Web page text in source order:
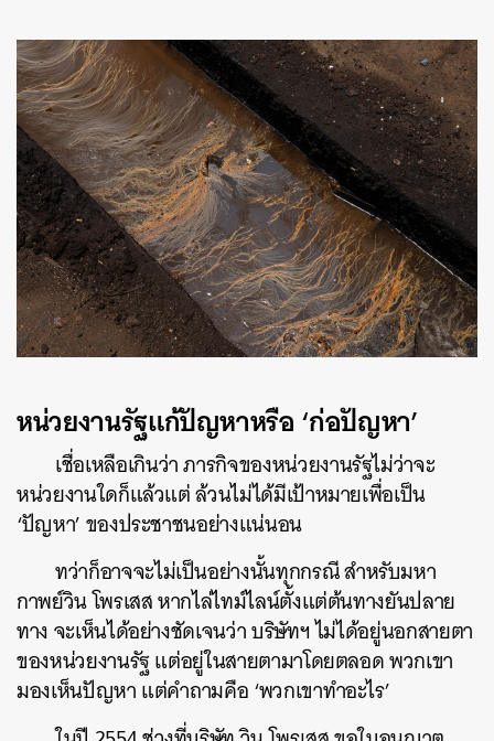
หน่วยงานรัฐแก้ปัญหาหรือ ‘ก่อปัญหา’
เชื่อเหลือเกินว่า ภารกิจของหน่วยงานรัฐไม่ว่าจะ
หน่วยงานใดก็แล้วแต่ ล้วนไม่ได้มีเป้าหมายเพื่อเป็น
‘ปัญหา’ ของประชาชนอย่างแน่นอน
ทว่าก็อาจจะไม่เป็นอย่างนั้นทุกกรณี สำหรับมหา
กาพย์วิน โพรเสส หากไล่ไทม์ไลน์ตั้งแต่ต้นทางยันปลาย
ทาง จะเห็นได้อย่างชัดเจนว่า บริษัทฯ ไม่ได้อยู่นอกสายตา
ของหน่วยงานรัฐ แต่อยู่ในสายตามาโดยตลอด พวกเขา
มองเห็นปัญหา แต่คำถามคือ ‘พวกเขาทำอะไร’
ค้นหา